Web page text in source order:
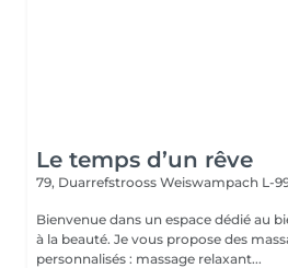
Le temps d’un rêve
79, Duarrefstrooss Weiswampach L-
Bienvenue dans un espace dédié au
à la beauté. Je vous propose des massages bien-être
personnalisés : massage relaxant...